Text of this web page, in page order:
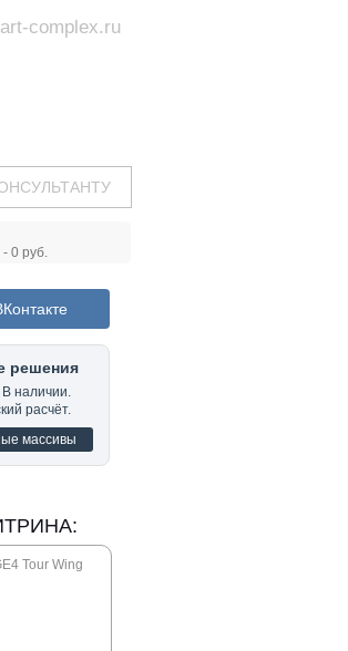
complex.ru
- 0 руб.
решения
наличии.
расчёт.
массивы